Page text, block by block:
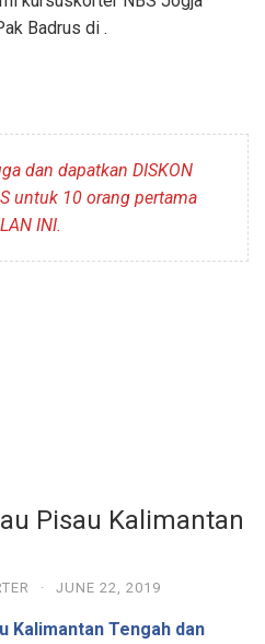
Badrus di .
dan dapatkan DISKON
untuk 10 orang pertama
INI.
Pisau Kalimantan
· JUNE 22, 2019
Kalimantan Tengah dan